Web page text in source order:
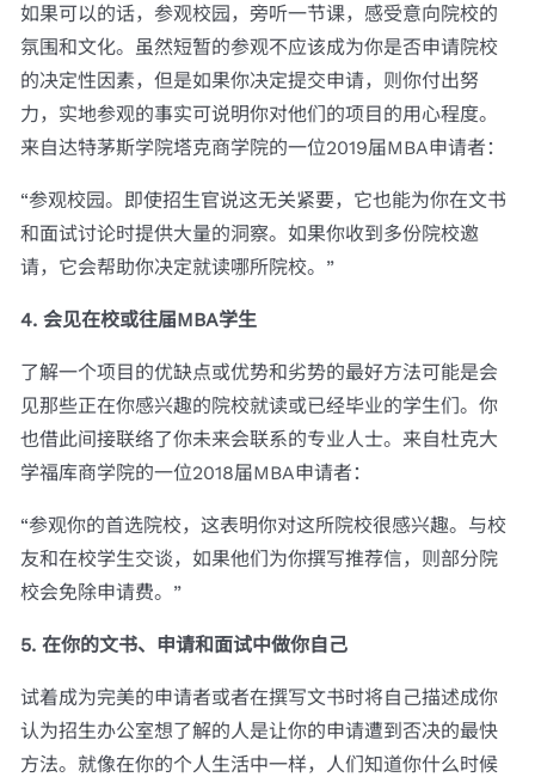
如果可以的话，参观校园，旁听一节课，感受意向院校的
氛围和文化。虽然短暂的参观不应该成为你是否申请院校
的决定性因素，但是如果你决定提交申请，则你付出努
力，实地参观的事实可说明你对他们的项目的用心程度。
来自达特茅斯学院塔克商学院的一位2019届MBA申请者：
“参观校园。即使招生官说这无关紧要，它也能为你在文书
和面试讨论时提供大量的洞察。如果你收到多份院校邀
请，它会帮助你决定就读哪所院校。”
4. 会见在校或往届MBA学生
了解一个项目的优缺点或优势和劣势的最好方法可能是会
见那些正在你感兴趣的院校就读或已经毕业的学生们。你
也借此间接联络了你未来会联系的专业人士。来自杜克大
学福库商学院的一位2018届MBA申请者：
“参观你的首选院校，这表明你对这所院校很感兴趣。与校
友和在校学生交谈，如果他们为你撰写推荐信，则部分院
校会免除申请费。”
5. 在你的文书、申请和面试中做你自己
试着成为完美的申请者或者在撰写文书时将自己描述成你
认为招生办公室想了解的人是让你的申请遭到否决的最快
方法。就像在你的个人生活中一样，人们知道你什么时候